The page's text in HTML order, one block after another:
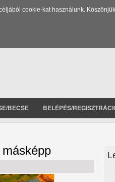
cookie-kat használunk.
BECSE BELÉPÉS/